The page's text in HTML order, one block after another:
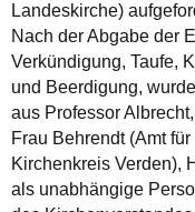
Landeskirche)
Nach der Abgabe der
Verkündigung, Taufe,
und Beerdigung,
aus Professor
Frau Behrendt (Amt
Kirchenkreis Verden),
als unabhängige